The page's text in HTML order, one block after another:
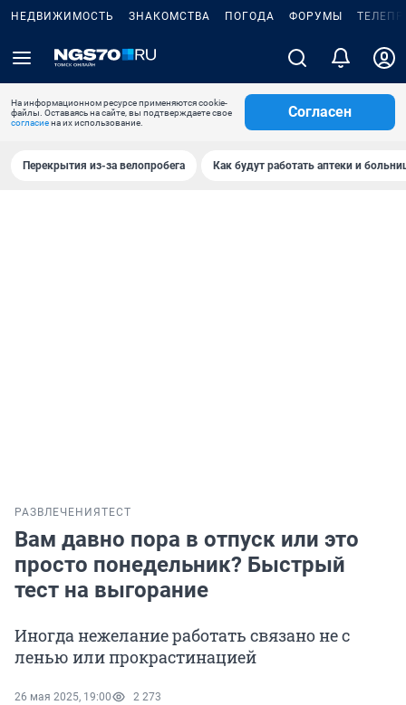
НЕДВИЖИМОСТЬ ЗНАКОМСТВА ПОГОДА ФОРУМЫ
На информационном ресурсе применяются cookie-
файлы. Оставаясь на сайте, вы подтверждаете свое
согласиена их использование.
Согласен
Перекрытия из-за велопробега Как будут работать аптеки и
РАЗВЛЕЧЕНИЯ ТЕСТ
Вам давно пора в отпуск или это
просто понедельник? Быстрый
тест на выгорание
Иногда нежелание работать связано не с
ленью или прокрастинацией
26 мая 2025, 19:00 2 273